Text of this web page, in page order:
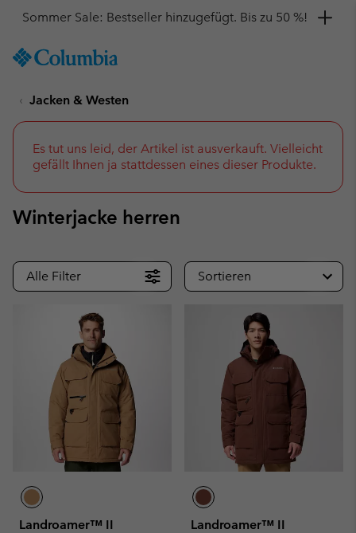
TO
SKIP
NAV
SKIP
TO
SEARCH
Hol dir einen 10 %-Gutschein
Jacken & Westen
Es tut uns leid, der Artikel ist ausverkauft. Vielleicht
gefällt Ihnen ja stattdessen eines dieser Produkte.
Winterjacke herren
Alle Filter Sortieren
Landroamer™ II
Landroamer™ II